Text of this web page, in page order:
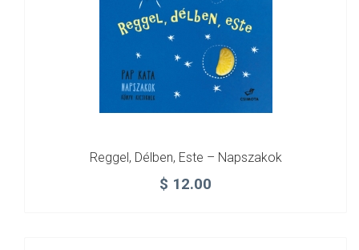
Reggel, Délben, Este – Napszakok
$ 12.00